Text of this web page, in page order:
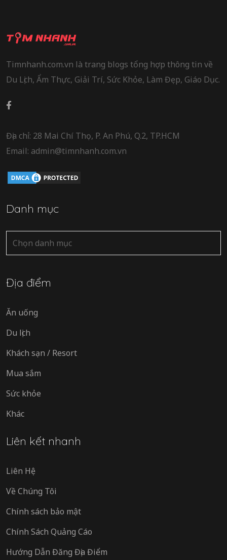
Timnhanh.com.vn là trang blogs tổng hợp thông tin về
Du Lịch, Ẩm Thực, Giải Trí, Sức Khỏe, Làm Đẹp, Giáo Dục.
Địa chỉ: 28 Mai Chí Thọ, P. An Phú, Q.2, TP.HCM
Email: admin@timnhanh.com.vn
Danh mục
Danh
mục
Địa điểm
Ăn uống
Du lịch
Khách sạn / Resort
Mua sắm
Sức khỏe
Khác
Liên kết nhanh
Liên Hệ
Về Chúng Tôi
Chính sách bảo mật
Chính Sách Quảng Cáo
Hướng Dẫn Đăng Địa Điểm